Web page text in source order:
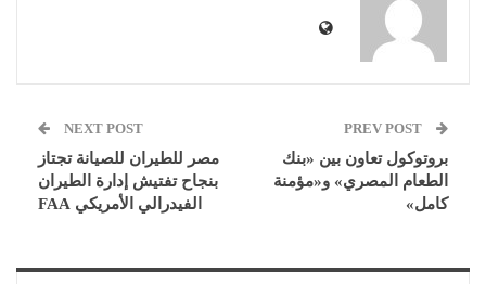
بروتوكول تعاون بين «بنك
الطعام المصري» و«مؤمنة
كامل»
NEXT POST
مصر للطيران للصيانة تجتاز
بنجاح تفتيش إدارة الطيران
الفيدرالي الأمريكي FAA